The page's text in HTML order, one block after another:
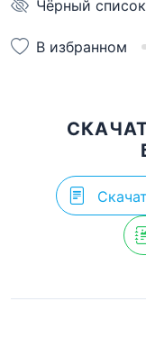
Чёрный список
В избранном